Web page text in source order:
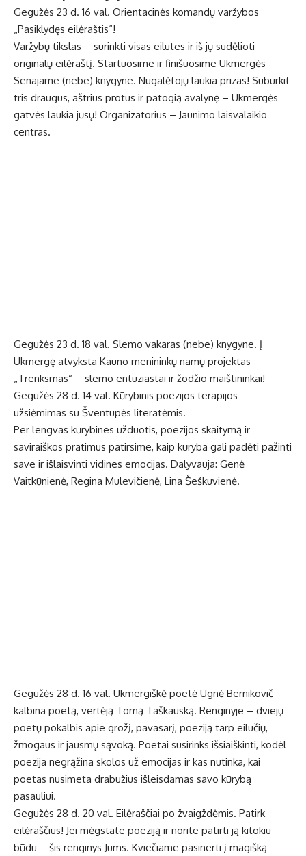
Gegužės 23 d. 16 val. Orientacinės komandų varžybos
„Pasiklydęs eilėraštis“!
Varžybų tikslas – surinkti visas eilutes ir iš jų sudėlioti
originalų eilėraštį. Startuosime ir finišuosime Ukmergės
Senajame (nebe) knygyne. Nugalėtojų laukia prizas! Suburkit
tris draugus, aštrius protus ir patogią avalynę – Ukmergės
gatvės laukia jūsų! Organizatorius – Jaunimo laisvalaikio
centras.
Gegužės 23 d. 18 val. Slemo vakaras (nebe) knygyne. Į
Ukmergę atvyksta Kauno menininkų namų projektas
„Trenksmas“ – slemo entuziastai ir žodžio maištininkai!
Gegužės 28 d. 14 val. Kūrybinis poezijos terapijos
užsiėmimas su Šventupės literatėmis.
Per lengvas kūrybines užduotis, poezijos skaitymą ir
saviraiškos pratimus patirsime, kaip kūryba gali padėti pažinti
save ir išlaisvinti vidines emocijas. Dalyvauja: Genė
Vaitkūnienė, Regina Mulevičienė, Lina Šeškuvienė.
Gegužės 28 d. 16 val. Ukmergiškė poetė Ugnė Bernikovič
kalbina poetą, vertėją Tomą Taškauską. Renginyje – dviejų
poetų pokalbis apie grožį, pavasarį, poeziją tarp eilučių,
žmogaus ir jausmų sąvoką. Poetai susirinks išsiaiškinti, kodėl
poezija negrąžina skolos už emocijas ir kas nutinka, kai
poetas nusimeta drabužius išleisdamas savo kūrybą
pasauliui.
Gegužės 28 d. 20 val. Eilėraščiai po žvaigždėmis. Patirk
eilėraščius! Jei mėgstate poeziją ir norite patirti ją kitokiu
būdu – šis renginys Jums. Kviečiame pasinerti į magišką